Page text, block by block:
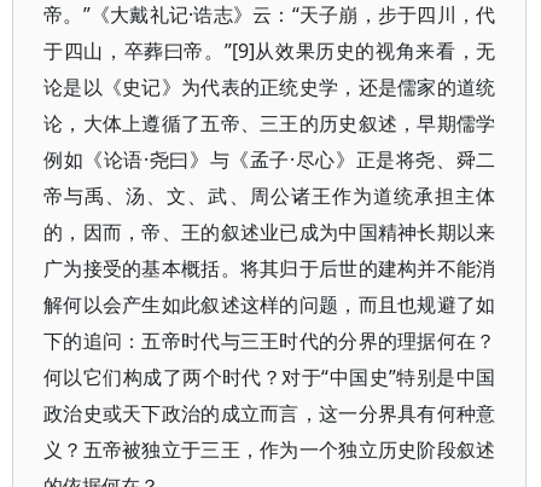
帝。”《大戴礼记·诰志》云：“天子崩，步于四川，代
于四山，卒葬曰帝。”[9]从效果历史的视角来看，无
论是以《史记》为代表的正统史学，还是儒家的道统
论，大体上遵循了五帝、三王的历史叙述，早期儒学
例如《论语·尧曰》与《孟子·尽心》正是将尧、舜二
帝与禹、汤、文、武、周公诸王作为道统承担主体
的，因而，帝、王的叙述业已成为中国精神长期以来
广为接受的基本概括。将其归于后世的建构并不能消
解何以会产生如此叙述这样的问题，而且也规避了如
下的追问：五帝时代与三王时代的分界的理据何在？
何以它们构成了两个时代？对于“中国史”特别是中国
政治史或天下政治的成立而言，这一分界具有何种意
义？五帝被独立于三王，作为一个独立历史阶段叙述